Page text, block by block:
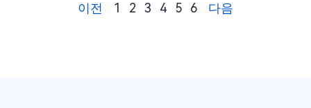
이전 1 2 3 4 5 6 다음